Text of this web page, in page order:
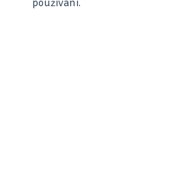
používaní.